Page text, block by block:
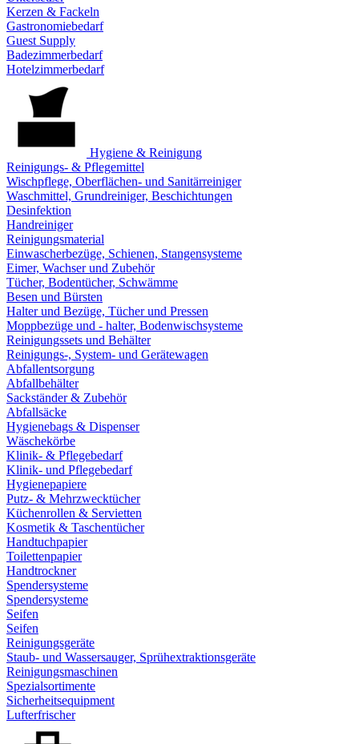
Kerzen & Fackeln
Gastronomiebedarf
Guest Supply
Badezimmerbedarf
Hotelzimmerbedarf
Hygiene & Reinigung
Reinigungs- & Pflegemittel
Wischpflege, Oberflächen- und Sanitärreiniger
Waschmittel, Grundreiniger, Beschichtungen
Desinfektion
Handreiniger
Reinigungsmaterial
Einwascherbezüge, Schienen, Stangensysteme
Eimer, Wachser und Zubehör
Tücher, Bodentücher, Schwämme
Besen und Bürsten
Halter und Bezüge, Tücher und Pressen
Moppbezüge und - halter, Bodenwischsysteme
Reinigungssets und Behälter
Reinigungs-, System- und Gerätewagen
Abfallentsorgung
Abfallbehälter
Sackständer & Zubehör
Abfallsäcke
Hygienebags & Dispenser
Wäschekörbe
Klinik- & Pflegebedarf
Klinik- und Pflegebedarf
Hygienepapiere
Putz- & Mehrzwecktücher
Küchenrollen & Servietten
Kosmetik & Taschentücher
Handtuchpapier
Toilettenpapier
Handtrockner
Spendersysteme
Spendersysteme
Seifen
Seifen
Reinigungsgeräte
Staub- und Wassersauger, Sprühextraktionsgeräte
Reinigungsmaschinen
Spezialsortimente
Sicherheitsequipment
Lufterfrischer